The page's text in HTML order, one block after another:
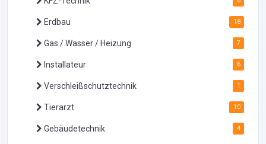
Erdbau 18
Gas / Wasser / Heizung 7
Installateur 6
Verschleißschutztechnik 1
Tierarzt 10
Gebäudetechnik 4